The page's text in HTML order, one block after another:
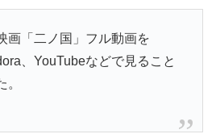
画「二ノ国」フル動画を
、YouTubeなどで見ること